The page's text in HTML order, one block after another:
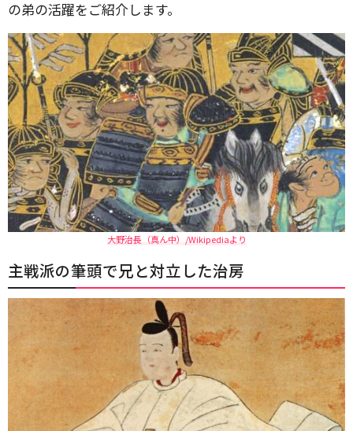
の弟の活躍をご紹介します。
大野治長（真ん中）/Wikipediaより
主戦派の筆頭で兄と対立した治房